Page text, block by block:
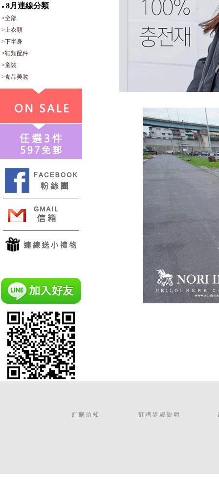
● 8月連線分類
>全部
>上衣類
>下半身
>鞋類配件
>童裝
>食品美妝